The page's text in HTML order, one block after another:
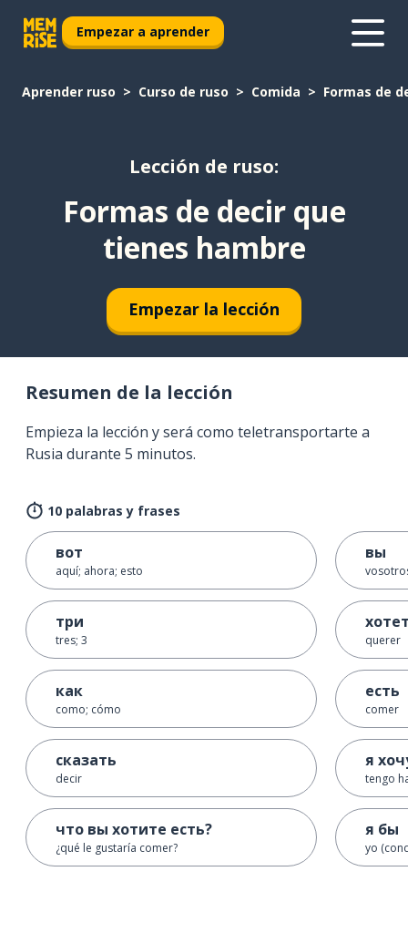
Empezar a aprender
Aprender ruso Curso de ruso Comida Formas de
Lección de ruso:
Formas de decir que
tienes hambre
Empezar la lección
Resumen de la lección
Empieza la lección y será como teletransportarte a
Rusia durante 5 minutos.
10 palabras y frases
вот
aquí; ahora; esto
три
tres; 3
как
como; cómo
сказать
decir
что вы хотите есть?
¿qué le gustaría comer?
вы
querer
есть
comer
я
tengo
я бы
yo